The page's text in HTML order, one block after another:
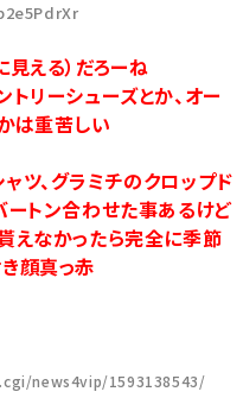
える）だろーね
リーシューズとか、オー
は重苦しい
ツ、グラミチのクロップド
ートン合わせた事あるけど
えなかったら完全に季節
顔真っ赤
news4vip/1593138543/